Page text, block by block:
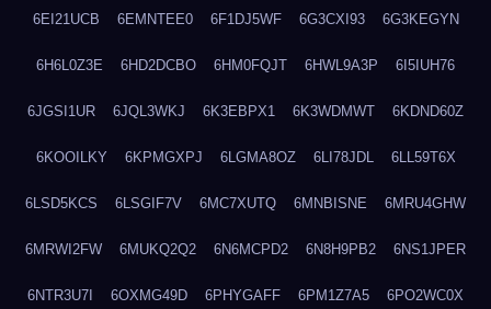
6EI21UCB 6EMNTEE0 6F1DJ5WF 6G3CXI93 6G3KEGYN
6H6L0Z3E 6HD2DCBO 6HM0FQJT 6HWL9A3P 6I5IUH76
6JGSI1UR 6JQL3WKJ 6K3EBPX1 6K3WDMWT 6KDND60Z
6KOOILKY 6KPMGXPJ 6LGMA8OZ 6LI78JDL 6LL59T6X
6LSD5KCS 6LSGIF7V 6MC7XUTQ 6MNBISNE 6MRU4GHW
6MRWI2FW 6MUKQ2Q2 6N6MCPD2 6N8H9PB2 6NS1JPER
6NTR3U7I 6OXMG49D 6PHYGAFF 6PM1Z7A5 6PO2WC0X